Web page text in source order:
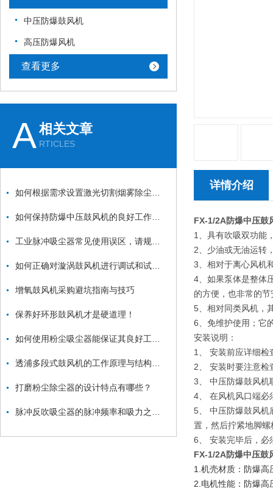
中压防爆鼓风机
高压防爆风机
查看更多
A相关文章
RTICLES
增氧鼓风机采购避坑指南与技巧
保养好环形鼓风机才是硬道理！
打磨粉尘除尘器的设计特点有哪些？
详情介绍
FX-1/2A防爆中压鼓
1、具有吹吸双功能
2、少油或无油运转
3、相对于离心风机
4、如果泵体是整体
的方便，也非常的
5、相对同类风机，
6、免维护使用；它
安装说明：
1、 安装前应详细检
2、 安装时要注意检
3、 中压防爆鼓风机
4、 在风机风口端必
5、 中压防爆鼓风机
置，然后拧紧地脚螺
6、 安装完毕后，必
FX-1/2A防爆中压鼓
1.机壳材质：防爆高
2.电机性能：防爆